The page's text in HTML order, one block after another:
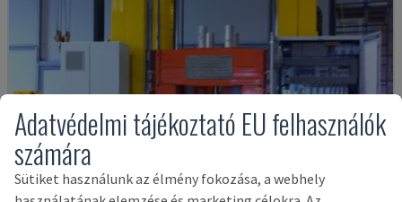
Adatvédelmi tájékoztató EU felhasználók
számára
Sütiket használunk az élmény fokozása, a webhely